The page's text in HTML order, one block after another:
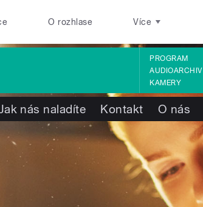
O rozhlase Více
PROGRAM
AUDIOARCHIV
KAMERY
nás naladíte Kontakt O nás